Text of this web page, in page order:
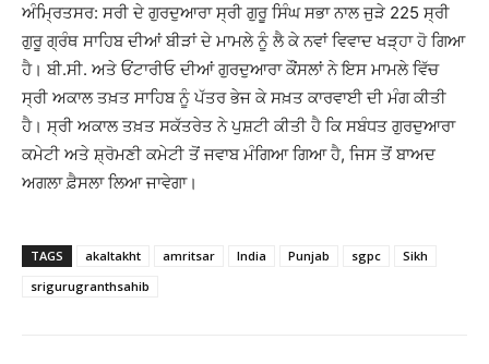
ਅੰਮ੍ਰਿਤਸਰ: ਸਰੀ ਦੇ ਗੁਰਦੁਆਰਾ ਸ੍ਰੀ ਗੁਰੂ ਸਿੰਘ ਸਭਾ ਨਾਲ ਜੁੜੇ 225 ਸ੍ਰੀ
ਗੁਰੂ ਗ੍ਰੰਥ ਸਾਹਿਬ ਦੀਆਂ ਬੀੜਾਂ ਦੇ ਮਾਮਲੇ ਨੂੰ ਲੈ ਕੇ ਨਵਾਂ ਵਿਵਾਦ ਖੜ੍ਹਾ ਹੋ ਗਿਆ
ਹੈ। ਬੀ.ਸੀ. ਅਤੇ ਓਂਟਾਰੀਓ ਦੀਆਂ ਗੁਰਦੁਆਰਾ ਕੌਂਸਲਾਂ ਨੇ ਇਸ ਮਾਮਲੇ ਵਿੱਚ
ਸ੍ਰੀ ਅਕਾਲ ਤਖ਼ਤ ਸਾਹਿਬ ਨੂੰ ਪੱਤਰ ਭੇਜ ਕੇ ਸਖ਼ਤ ਕਾਰਵਾਈ ਦੀ ਮੰਗ ਕੀਤੀ
ਹੈ। ਸ੍ਰੀ ਅਕਾਲ ਤਖ਼ਤ ਸਕੱਤਰੇਤ ਨੇ ਪੁਸ਼ਟੀ ਕੀਤੀ ਹੈ ਕਿ ਸਬੰਧਤ ਗੁਰਦੁਆਰਾ
ਕਮੇਟੀ ਅਤੇ ਸ਼੍ਰੋਮਣੀ ਕਮੇਟੀ ਤੋਂ ਜਵਾਬ ਮੰਗਿਆ ਗਿਆ ਹੈ, ਜਿਸ ਤੋਂ ਬਾਅਦ
ਅਗਲਾ ਫ਼ੈਸਲਾ ਲਿਆ ਜਾਵੇਗਾ।
TAGS akaltakht amritsar India Punjab sgpc
Sikh
srigurugranthsahib